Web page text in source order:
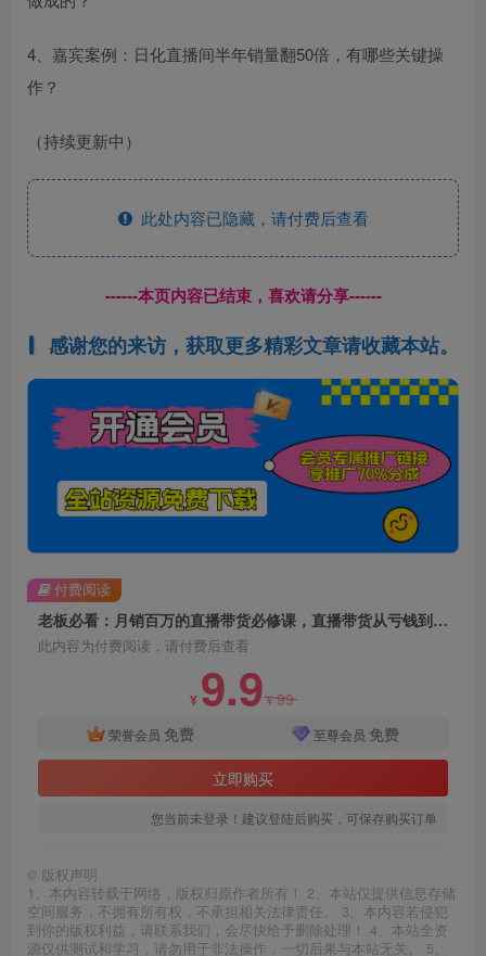
4、嘉宾案例：日化直播间半年销量翻50倍，有哪些关键操
作？
（持续更新中）
此处内容已隐藏，请付费后查看
------本页内容已结束，喜欢请分享------
感谢您的来访，获取更多精彩文章请收藏本站。
老板必看：月销百万的直播带货必修课，直播带货从亏钱到月赚50万，听这门课就够了
此内容为付费阅读，请付费后查看
¥ 9.9¥99
荣誉会员 免费 至尊会员 免费
立即购买
您当前未登录！建议登陆后购买，可保存购买订单
付费阅读
© 版权声明
1、本内容转载于网络，版权归原作者所有！ 2、本站仅提供信息存储
空间服务，不拥有所有权，不承担相关法律责任。 3、本内容若侵犯
到你的版权利益，请联系我们，会尽快给予删除处理！ 4、本站全资
源仅供测试和学习，请勿用于非法操作，一切后果与本站无关。 5、